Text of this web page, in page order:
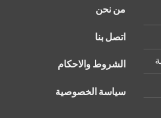
من نحن
اتصل بنا
الشروط والاحكام
سياسة الخصوصية